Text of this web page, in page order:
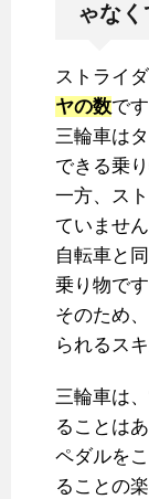
ゃな
ストライ
ヤの数です
三輪車は
できる乗り
一方、ス
ていません
自転車と
乗り物です
そのため
られるス
三輪車は
ることは
ペダルを
ることの